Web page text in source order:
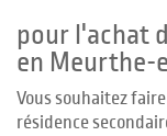
pour l'achat
en Meurthe-
Vous souhaitez
résidence